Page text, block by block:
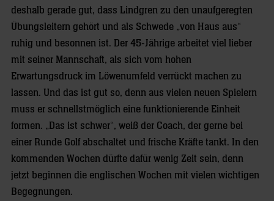
deshalb gerade gut, dass Lindgren zu den unaufgeregten
Übungsleitern gehört und als Schwede „von Haus aus“
ruhig und besonnen ist. Der 45-Jährige arbeitet viel lieber
mit seiner Mannschaft, als sich vom hohen
Erwartungsdruck im Löwenumfeld verrückt machen zu
lassen. Und das ist gut so, denn aus vielen neuen Spielern
muss er schnellstmöglich eine funktionierende Einheit
formen. „Das ist schwer“, weiß der Coach, der gerne bei
einer Runde Golf abschaltet und frische Kräfte tankt. In den
kommenden Wochen dürfte dafür wenig Zeit sein, denn
jetzt beginnen die englischen Wochen mit vielen wichtigen
Begegnungen.